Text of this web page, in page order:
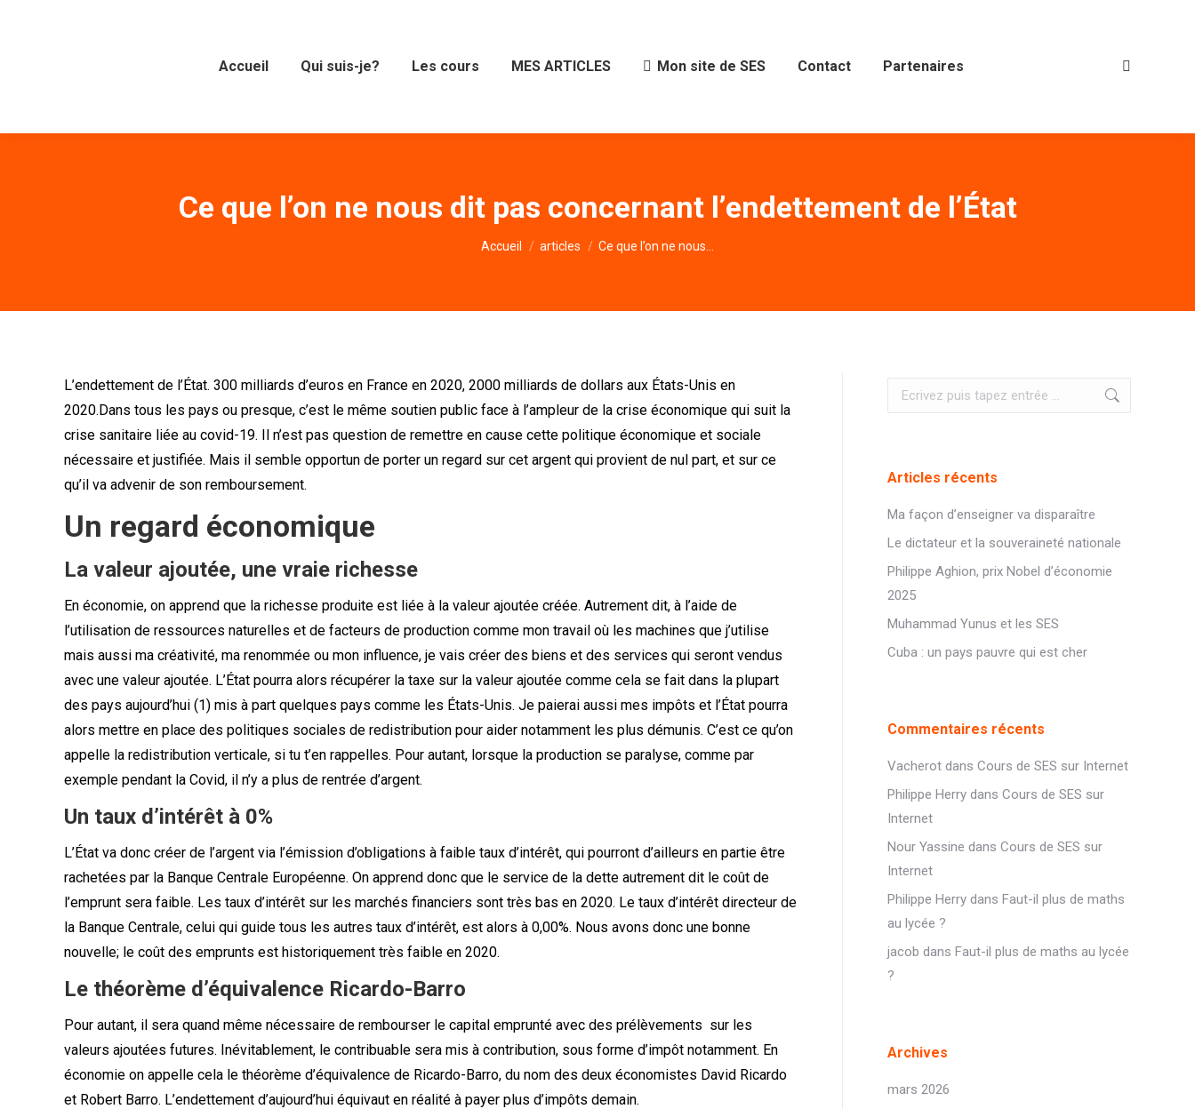
Accueil Qui suis-je? Les cours MES ARTICLES Mon site de SES Contact Partenaires
Recherche
Ce que l’on ne nous dit pas concernant l’endettement de l’État
Vous êtes ici :
Accueil articles Ce que l’on ne nous…
L’endettement de l’État. 300 milliards d’euros en France en 2020, 2000 milliards de dollars aux États-Unis en
2020.Dans tous les pays ou presque, c’est le même soutien public face à l’ampleur de la crise économique qui suit la
crise sanitaire liée au covid-19. Il n’est pas question de remettre en cause cette politique économique et sociale
nécessaire et justifiée. Mais il semble opportun de porter un regard sur cet argent qui provient de nul part, et sur ce
qu’il va advenir de son remboursement.
Un regard économique
La valeur ajoutée, une vraie richesse
En économie, on apprend que la richesse produite est liée à la valeur ajoutée créée. Autrement dit, à l’aide de
l’utilisation de ressources naturelles et de facteurs de production comme mon travail où les machines que j’utilise
mais aussi ma créativité, ma renommée ou mon influence, je vais créer des biens et des services qui seront vendus
avec une valeur ajoutée. L’État pourra alors récupérer la taxe sur la valeur ajoutée comme cela se fait dans la plupart
des pays aujourd’hui (1) mis à part quelques pays comme les États-Unis. Je paierai aussi mes impôts et l’État pourra
alors mettre en place des politiques sociales de redistribution pour aider notamment les plus démunis. C’est ce qu’on
appelle la redistribution verticale, si tu t’en rappelles. Pour autant, lorsque la production se paralyse, comme par
exemple pendant la Covid, il n’y a plus de rentrée d’argent.
Un taux d’intérêt à 0%
L’État va donc créer de l’argent via l’émission d’obligations à faible taux d’intérêt, qui pourront d’ailleurs en partie être
rachetées par la Banque Centrale Européenne. On apprend donc que le service de la dette autrement dit le coût de
l’emprunt sera faible. Les taux d’intérêt sur les marchés financiers sont très bas en 2020. Le taux d’intérêt directeur de
la Banque Centrale, celui qui guide tous les autres taux d’intérêt, est alors à 0,00%. Nous avons donc une bonne
nouvelle; le coût des emprunts est historiquement très faible en 2020.
Le théorème d’équivalence Ricardo-Barro
Pour autant, il sera quand même nécessaire de rembourser le capital emprunté avec des prélèvements sur les
valeurs ajoutées futures. Inévitablement, le contribuable sera mis à contribution, sous forme d’impôt notamment. En
économie on appelle cela le théorème d’équivalence de Ricardo-Barro, du nom des deux économistes David Ricardo
et Robert Barro. L’endettement d’aujourd’hui équivaut en réalité à payer plus d’impôts demain.
Recherche
:
Articles récents
Ma façon d’enseigner va disparaître
Le dictateur et la souveraineté nationale
Philippe Aghion, prix Nobel d’économie
2025
Muhammad Yunus et les SES
Cuba : un pays pauvre qui est cher
Commentaires récents
Vacherot dans Cours de SES sur Internet
Philippe Herry dans Cours de SES sur
Internet
Nour Yassine dans Cours de SES sur
Internet
Philippe Herry dans Faut-il plus de maths
au lycée ?
jacob dans Faut-il plus de maths au lycée
?
Archives
mars 2026